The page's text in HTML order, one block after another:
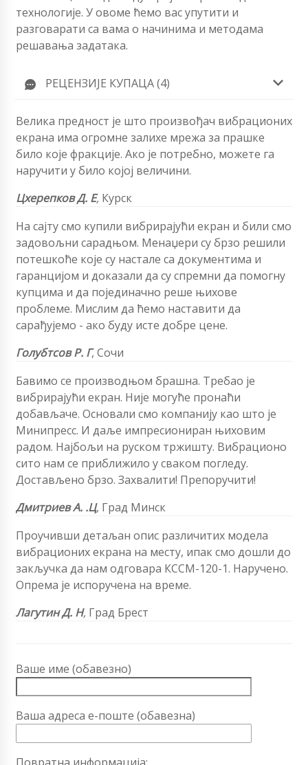
технологије. У овоме ћемо вас упутити и
разговарати са вама о начинима и методама
решавања задатака.
РЕЦЕНЗИЈЕ КУПАЦА (4)
Велика предност је што произвођач вибрационих
екрана има огромне залихе мрежа за прашке
било које фракције. Ако је потребно, можете га
наручити у било којој величини.
Цхерепков Д. Е, Курск
На сајту смо купили вибрирајући екран и били смо
задовољни сарадњом. Менаџери су брзо решили
потешкоће које су настале са документима и
гаранцијом и доказали да су спремни да помогну
купцима и да појединачно реше њихове
проблеме. Мислим да ћемо наставити да
сарађујемо - ако буду исте добре цене.
Голубтсов Р. Г,Сочи
Бавимо се производњом брашна. Требао је
вибрирајући екран. Није могуће пронаћи
добављаче. Основали смо компанију као што је
Минипресс. И даље импресиониран њиховим
радом. Најбољи на руском тржишту. Вибрационо
сито нам се приближило у сваком погледу.
Достављено брзо. Захвалити! Препоручити!
Дмитриев А. .Ц, Град Минск
Проучивши детаљан опис различитих модела
вибрационих екрана на месту, ипак смо дошли до
закључка да нам одговара КССМ-120-1. Наручено.
Опрема је испоручена на време.
Лагутин Д. Н, Град Брест
Ваше име (обавезно)
Ваша адреса е-поште (обавезна)